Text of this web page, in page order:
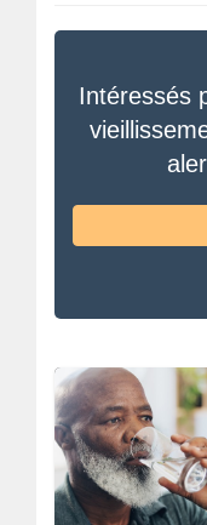
Intéressés